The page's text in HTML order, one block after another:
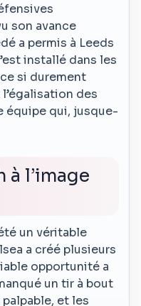
son avance
a permis à Leeds
installé dans les
si durement
des
équipe qui, jusque-
à l’image
un véritable
a créé plusieurs
opportunité a
un tir à bout
et les